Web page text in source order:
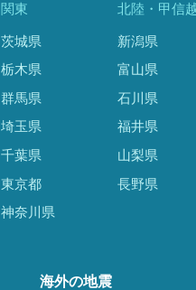
関東
茨城県
栃木県
群馬県
埼玉県
千葉県
東京都
神奈川県
北陸・甲信
新潟県
富山県
石川県
福井県
山梨県
長野県
海外の地震